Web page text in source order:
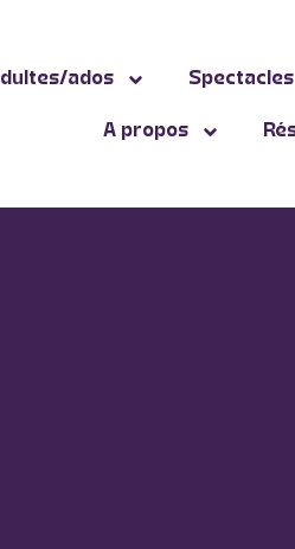
ados Spectacles
A propos